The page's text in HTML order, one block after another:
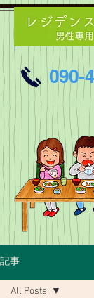
090-
記事
All Posts